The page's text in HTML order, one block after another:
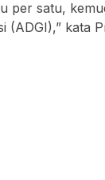
per satu,
(ADGI),” kata